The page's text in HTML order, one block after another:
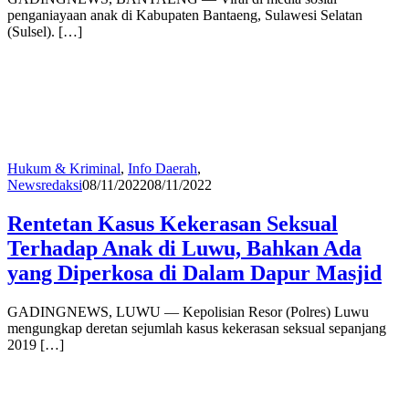
penganiayaan anak di Kabupaten Bantaeng, Sulawesi Selatan
(Sulsel). […]
Hukum & Kriminal, Info Daerah,
Newsredaksi08/11/202208/11/2022
Rentetan Kasus Kekerasan Seksual
Terhadap Anak di Luwu, Bahkan Ada
yang Diperkosa di Dalam Dapur Masjid
GADINGNEWS, LUWU — Kepolisian Resor (Polres) Luwu
mengungkap deretan sejumlah kasus kekerasan seksual sepanjang
2019 […]